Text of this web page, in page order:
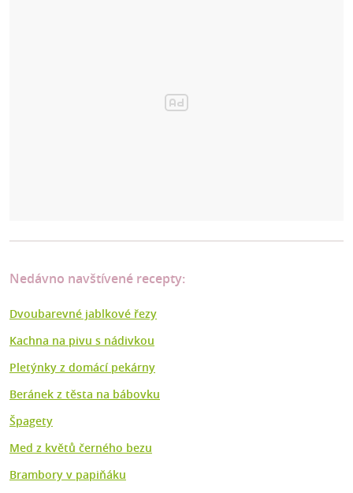
Nedávno navštívené recepty:
Dvoubarevné jablkové řezy
Kachna na pivu s nádivkou
Pletýnky z domácí pekárny
Beránek z těsta na bábovku
Špagety
Med z květů černého bezu
Brambory v papiňáku